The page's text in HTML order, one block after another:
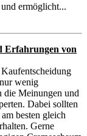
ermöglicht...
Erfahrungen von
wenig
die Meinungen und
Dabei sollten
besten gleich
Gerne